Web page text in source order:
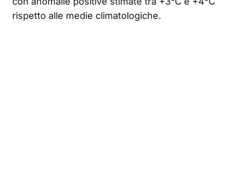
rispetto alle medie climatologiche.